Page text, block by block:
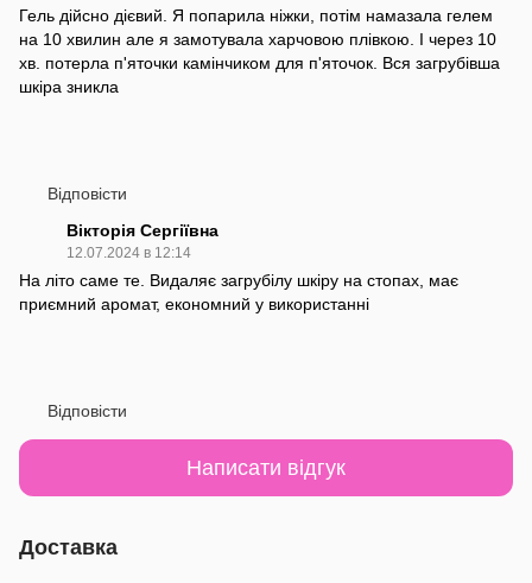
Гель дійсно дієвий. Я попарила ніжки, потім намазала гелем
на 10 хвилин але я замотувала харчовою плівкою. І через 10
хв. потерла п'яточки камінчиком для п'яточок. Вся загрубівша
шкіра зникла
Відповісти
Вікторія Сергіївна
12.07.2024 в 12:14
На літо саме те. Видаляє загрубілу шкіру на стопах, має
приємний аромат, економний у використанні
Відповісти
Написати відгук
Доставка